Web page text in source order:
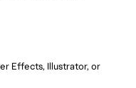
Effects, Illustrator, or